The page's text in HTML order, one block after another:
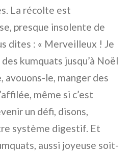
La récolte est
presque insolente de
dites : « Merveilleux ! Je
kumquats jusqu’à Noël
avouons-le, manger des
même si c’est
un défi, disons,
système digestif. Et
aussi joyeuse soit-